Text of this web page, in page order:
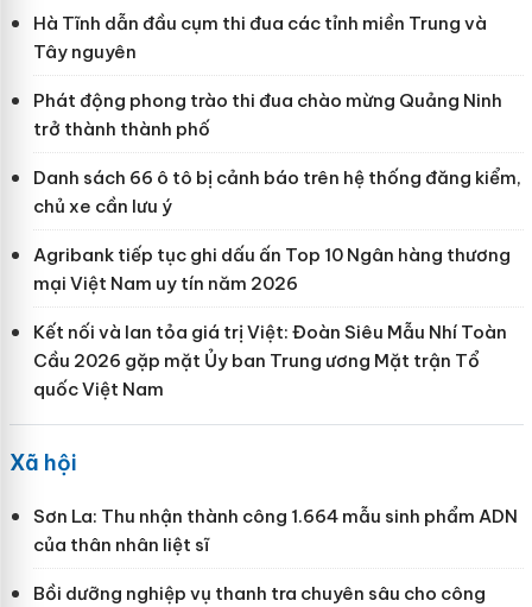
Hà Tĩnh dẫn đầu cụm thi đua các tỉnh miền Trung và
Tây nguyên
Phát động phong trào thi đua chào mừng Quảng Ninh
trở thành thành phố
Danh sách 66 ô tô bị cảnh báo trên hệ thống đăng kiểm,
chủ xe cần lưu ý
Agribank tiếp tục ghi dấu ấn Top 10 Ngân hàng thương
mại Việt Nam uy tín năm 2026
Kết nối và lan tỏa giá trị Việt: Đoàn Siêu Mẫu Nhí Toàn
Cầu 2026 gặp mặt Ủy ban Trung ương Mặt trận Tổ
quốc Việt Nam
Xã hội
Sơn La: Thu nhận thành công 1.664 mẫu sinh phẩm ADN
của thân nhân liệt sĩ
Bồi dưỡng nghiệp vụ thanh tra chuyên sâu cho công